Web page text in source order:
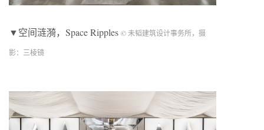
▼空间涟漪，Space Ripples © 未韬建筑设计事务所，摄
影：三棱镜